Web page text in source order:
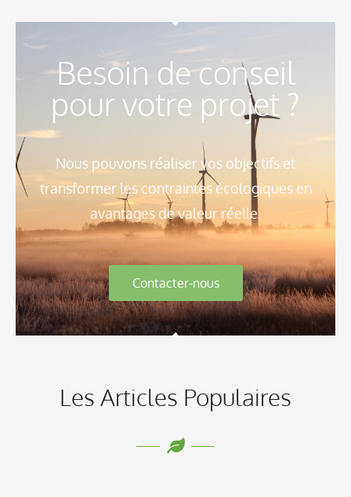
Besoin de conseil
pour votre projet ?
Nous pouvons réaliser vos objectifs et
transformer les contraintes écologiques en
avantages de valeur réelle.
Contacter-nous
Les Articles Populaires